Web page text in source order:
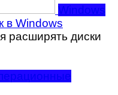
Windows
в Windows
расширять диски